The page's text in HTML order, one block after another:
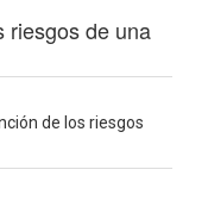
riesgos de una
de los riesgos